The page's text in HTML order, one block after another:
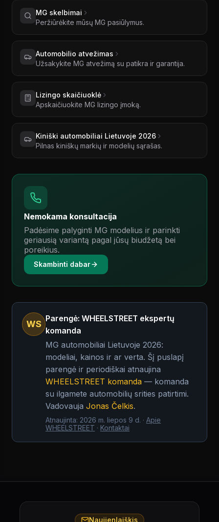
MG skelbimai
Peržiūrėkite mūsų MG pasiūlymus.
Automobilio atvežimas
Užsakykite MG atvežimą su patikra ir garantija.
Lizingo skaičiuoklė
Apskaičiuokite MG lizingo įmoką.
Kiniški automobiliai Lietuvoje 2026
Pilnas kiniškų markių ir modelių sąrašas.
Nemokama konsultacija
Padėsime palyginti MG modelius ir parinkti
geriausią variantą pagal jūsų biudžetą bei
poreikius.
Skambinti dabar
WS
Parengė: WHEELSTREET ekspertų
komanda
MG automobiliai Lietuvoje 2026:
modeliai, kainos ir ar verta. Šį puslapį
parengė ir periodiškai atnaujina
WHEELSTREET komanda — komanda
su ilgamete automobilių srities patirtimi.
Vadovauja Jonas Čelkis.
Atnaujinta: 2026 m. liepos 9 d. · Apie
WHEELSTREET · Kontaktai
Naujienlaiškis